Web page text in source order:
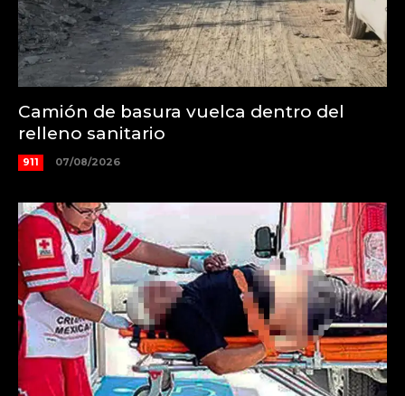
Camión de basura vuelca dentro del
relleno sanitario
911 07/08/2026